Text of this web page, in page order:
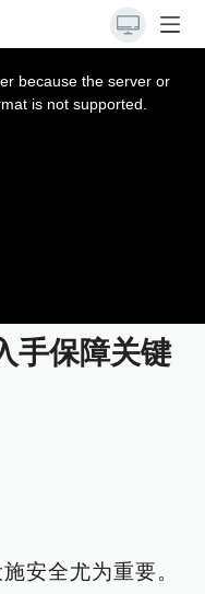
because the server or
is not supported.
手保障关键
安全尤为重要。